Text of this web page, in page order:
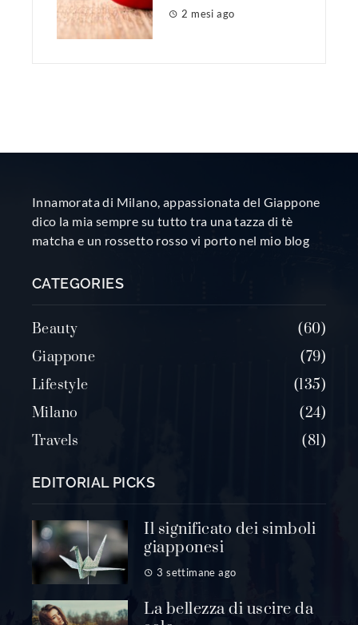
2 mesi ago
Innamorata di Milano, appassionata del Giappone
dico la mia sempre su tutto tra una tazza di tè
matcha e un rossetto rosso vi porto nel mio blog
CATEGORIES
Beauty
60
Giappone
79
Lifestyle
135
Milano
24
Travels
81
EDITORIAL PICKS
Il significato dei simboli
giapponesi
3 settimane ago
La bellezza di uscire da